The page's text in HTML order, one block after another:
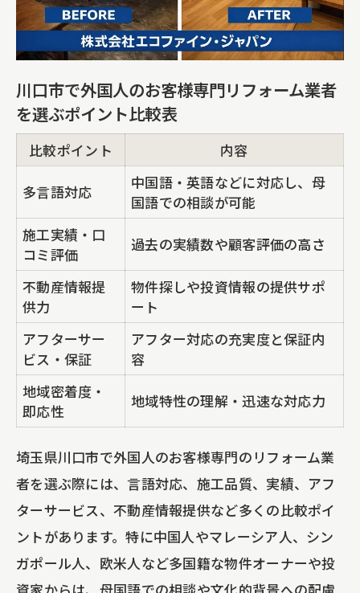
ム業者比較表
多言語サポートが物件オーナーに選ばれ
る理由
外国人のお客様専門のリフォームで叶う
安心サポート
シンガポール人や欧米人も満足の内装リ
フォーム事例
埼玉県川口市で不動産投資家に信頼され
る対応力
埼玉県川口市で内装リフォームを頼むなら信
頼の業者選びを
内装リフォーム業者選びの比較ポイント
一覧表
戸建てと区分マンションで異なる内装リ
フォームの注意点
外国人オーナーが重視する信頼できる対
応とは
不動産投資家向けの実績が豊富な業者の
特徴
雨漏り修理や一棟修繕にも強いリフォー
ム力
川口市で外国人のお客様専門リフォーム業者
を選ぶポイント比較表
比較ポイント 内容
多言語対応
中国語・英語などに対応し、母
国語での相談が可能
施工実績・口
コミ評価
過去の実績数や顧客評価の高さ
不動産情報提
供力
物件探しや投資情報の提供サポ
ート
アフターサー
ビス・保証
アフター対応の充実度と保証内
容
地域密着度・
即応性
地域特性の理解・迅速な対応力
埼玉県川口市で外国人のお客様専門のリフォーム業
者を選ぶ際には、言語対応、施工品質、実績、アフ
ターサービス、不動産情報提供など多くの比較ポイ
ントがあります。特に中国人やマレーシア人、シン
ガポール人、欧米人など多国籍な物件オーナーや投